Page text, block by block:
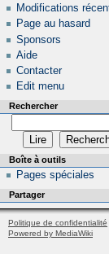
Modifications
Page au hasard
Sponsors
Aide
Contacter
Edit menu
Rechercher
Boîte à outils
Pages spéciales
Partager
Politique de confidentialité
Powered by MediaWiki